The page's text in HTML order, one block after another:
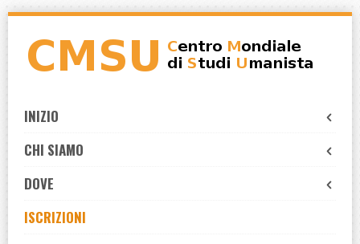
navigation
content
INIZIO
CHI SIAMO
DOVE
ISCRIZIONI